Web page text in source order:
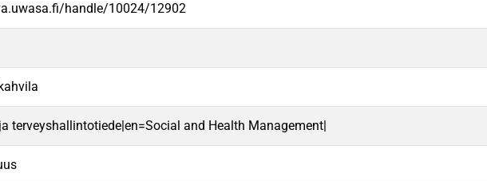
handle/10024/12902
terveyshallintotiede|en=Social and Health Management|